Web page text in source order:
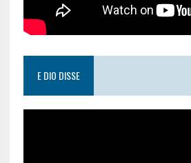
E DIO DISSE